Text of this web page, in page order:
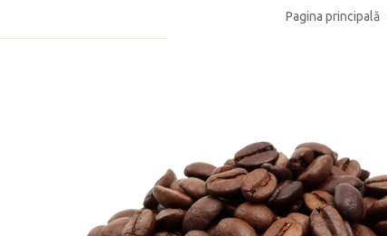
Pagina principală